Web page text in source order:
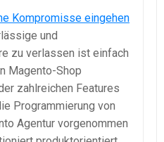
Kompromisse eingehen
und
zu verlassen ist einfach
Magento-Shop
zahlreichen Features
Programmierung von
Agentur vorgenommen